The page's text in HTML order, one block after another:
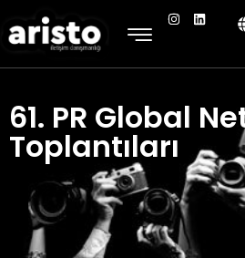
61. PR Global
Toplantıları